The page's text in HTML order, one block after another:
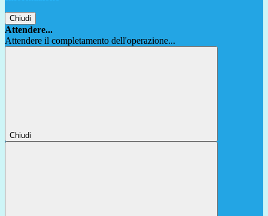
Chiudi
Attendere...
Attendere il completamento dell'operazione...
Chiudi